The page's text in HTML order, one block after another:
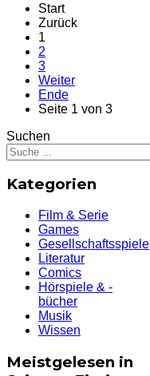
Start
Zurück
1
2
3
Weiter
Ende
Seite 1 von 3
Suchen
Kategorien
Film & Serie
Games
Gesellschaftsspiele
Literatur
Comics
Hörspiele & -
bücher
Musik
Wissen
Meistgelesen in